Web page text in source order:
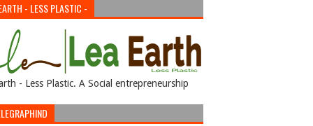
- LESS PLASTIC -
- Less Plastic. A Social entrepreneurship